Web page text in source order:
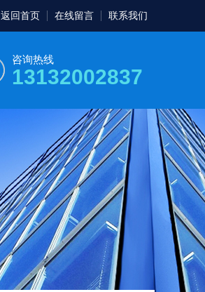
返回首页 在线留言 联系我们
咨询热线
13132002837